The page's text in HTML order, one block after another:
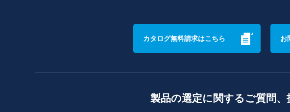
カタログ無料請求はこちら お
製品の選定に関するご質問